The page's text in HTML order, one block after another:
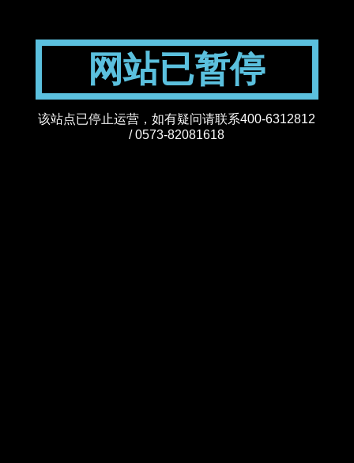
网站已暂停
该站点已停止运营，如有疑问请联系400-6312812
/ 0573-82081618